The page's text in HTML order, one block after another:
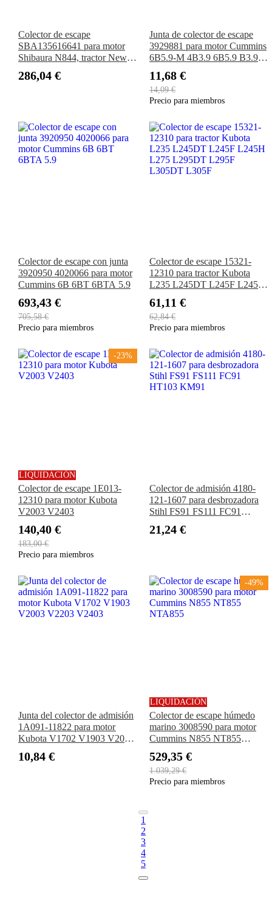
Colector de escape
SBA135616641 para motor
Shibaura N844, tractor New
superior con 3 años de
286,04 €
Junta de colector de escape
3929881 para motor Cummins
6B5.9-M 4B3.9 6B5.9 B3.9
QSB3.9 QSB5.9
11,68 €
14,09 €
Precio para miembros
Colector de escape con junta
3920950 4020066 para motor
Cummins 6B 6BT 6BTA 5.9
693,43 €
705,58 €
Precio para miembros
Colector de escape 15321-
12310 para tractor Kubota
L235 L245DT L245F L245H
L305DT L305F
61,11 €
62,84 €
Precio para miembros
-23%
LIQUIDACIÓN
Colector de escape 1E013-
12310 para motor Kubota
V2003 V2403
140,40 €
183,00 €
Precio para miembros
Colector de admisión 4180-
121-1607 para desbrozadora
Stihl FS91 FS111 FC91
21,24 €
Junta del colector de admisión
1A091-11822 para motor
Kubota V1702 V1903 V2003
10,84 €
-49%
LIQUIDACIÓN
Colector de escape húmedo
marino 3008590 para motor
Cummins N855 NT855
529,35 €
1.039,29 €
Precio para miembros
1
2
3
4
5